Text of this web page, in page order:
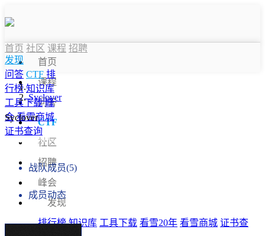
首页
课程
问答
CTF
社区
招聘
峰会
发现
排行榜 知识库 工具下载 看雪20年 看雪商城 证书查
首页 社区 课程 招聘
发现
问答 CTF 排
行榜 知识库
工具下载 峰
会 看雪商城
证书查询
Syclover
Syclover
战队信息
战队成员(5)
成员动态